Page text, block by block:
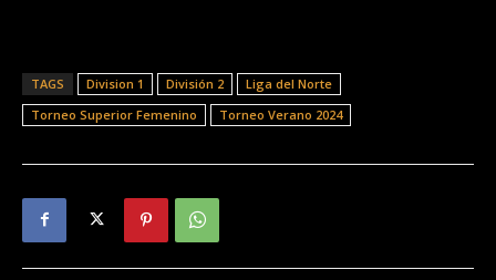
TAGS Division 1 División 2
Liga del Norte
Torneo Superior Femenino
Torneo Verano 2024